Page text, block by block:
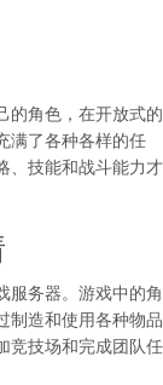
的角色，在开放式的
满了各种各样的任
、技能和战斗能力才
服务器。游戏中的角
制造和使用各种物品
竞技场和完成团队任